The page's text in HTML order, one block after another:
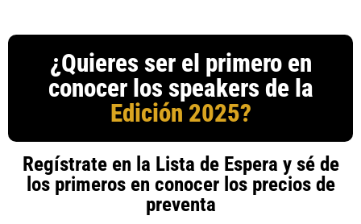
¿Quieres ser el primero en
conocer los speakers de la
Edición 2025?
Regístrate en la Lista de Espera y sé de
los primeros en conocer los precios de
preventa